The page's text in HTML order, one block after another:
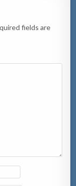
fields are